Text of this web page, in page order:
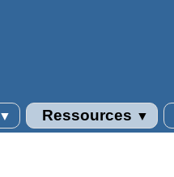
▼ Ressources ▼